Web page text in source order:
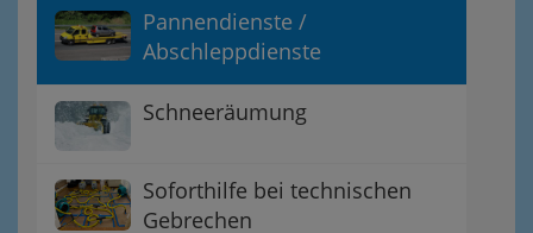
Pannendienste /
Abschleppdienste
Schneeräumung
Soforthilfe bei technischen
Gebrechen